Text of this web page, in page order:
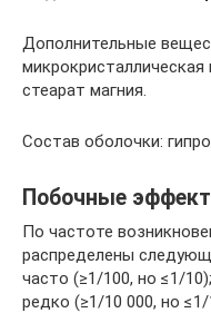
Дополнительные
стеарат магния.
Состав оболочки:
Побочные
По частоте
распределены
часто (≥1/100, но ≤1/
редко (≥1/10 000, но